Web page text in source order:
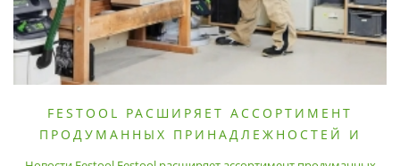
FESTOOL РАСШИРЯЕТ АССОРТИМЕНТ
ПРОДУМАННЫХ ПРИНАДЛЕЖНОСТЕЙ И